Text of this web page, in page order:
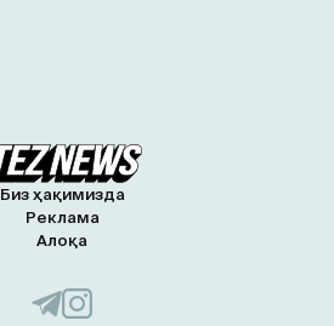
Биз ҳақимизда
Реклама
Алоқа